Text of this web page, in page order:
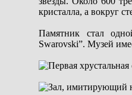
кристалла, а вокруг
Памятник стал
Swarovski”. Музей